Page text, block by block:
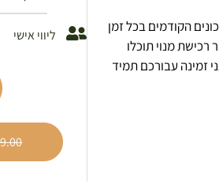
הקודמים בכל זמן
רכישת מנוי תוכלו
זמינה עבורכם תמיד
ליווי אישי